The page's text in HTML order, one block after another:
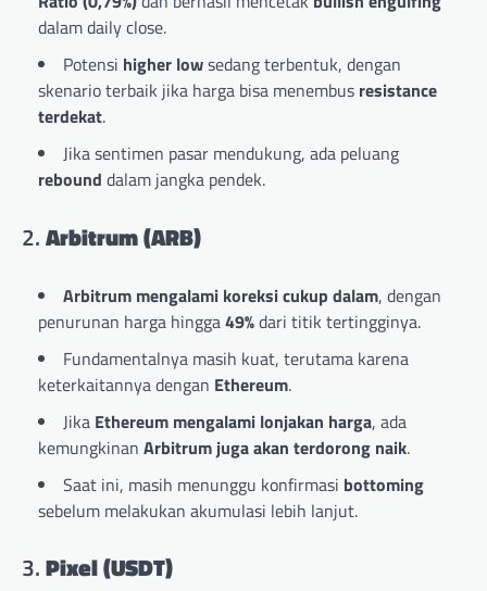
dalam daily close.
Potensi higher lowsedang terbentuk, dengan
skenario terbaik jika harga bisa menembus resistance
terdekat.
Jika sentimen pasar mendukung, ada peluang
rebound dalam jangka pendek.
2.Arbitrum (ARB)
Arbitrum mengalami koreksi cukup dalam, dengan
penurunan harga hingga49%dari titik tertingginya.
Fundamentalnya masih kuat, terutama karena
keterkaitannya dengan Ethereum.
Jika Ethereum mengalami lonjakan harga, ada
kemungkinan Arbitrum juga akan terdorong naik.
Saat ini, masih menunggu konfirmasi bottoming
sebelum melakukan akumulasi lebih lanjut.
3.Pixel (USDT)